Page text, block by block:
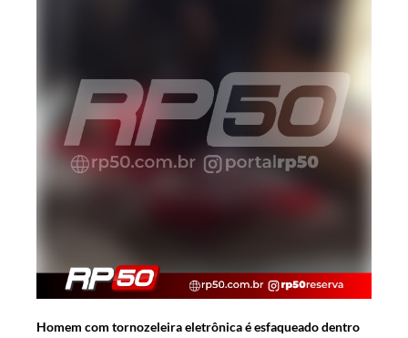
Homem com tornozeleira eletrônica é esfaqueado dentro